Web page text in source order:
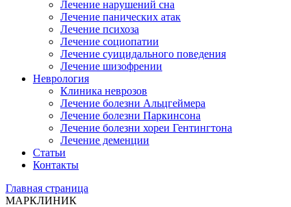
Лечение нарушений сна
Лечение панических атак
Лечение психоза
Лечение социопатии
Лечение суицидального поведения
Лечение шизофрении
Неврология
Клиника неврозов
Лечение болезни Альцгеймера
Лечение болезни Паркинсона
Лечение болезни хореи Гентингтона
Лечение деменции
Статьи
Контакты
Главная страница
МАРКЛИНИК